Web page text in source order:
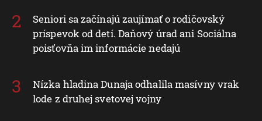
Seniori sa začínajú zaujímať o rodičovský
príspevok od detí. Daňový úrad ani Sociálna
poisťovňa im informácie nedajú
Nízka hladina Dunaja odhalila masívny vrak
lode z druhej svetovej vojny